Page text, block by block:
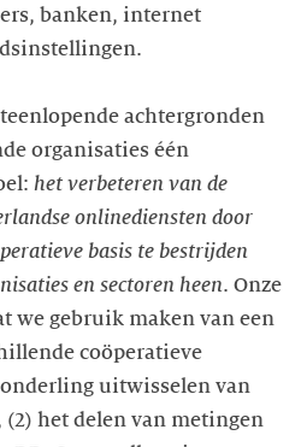
banken, internet
achtergronden
organisaties één
het verbeteren van de
onlinediensten door
basis te bestrijden
en sectoren heen. Onze
we gebruik maken van een
coöperatieve
uitwisselen van
het delen van metingen